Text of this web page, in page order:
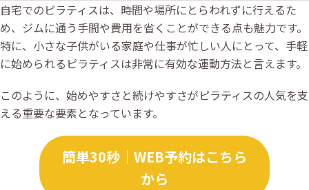
自宅でのピラティスは、時間や場所にとらわれずに行えるた
め、ジムに通う手間や費用を省くことができる点も魅力です。
特に、小さな子供がいる家庭や仕事が忙しい人にとって、手軽
に始められるピラティスは非常に有効な運動方法と言えます。
このように、始めやすさと続けやすさがピラティスの人気を支
える重要な要素となっています。
簡単30秒｜WEB予約はこちら
から